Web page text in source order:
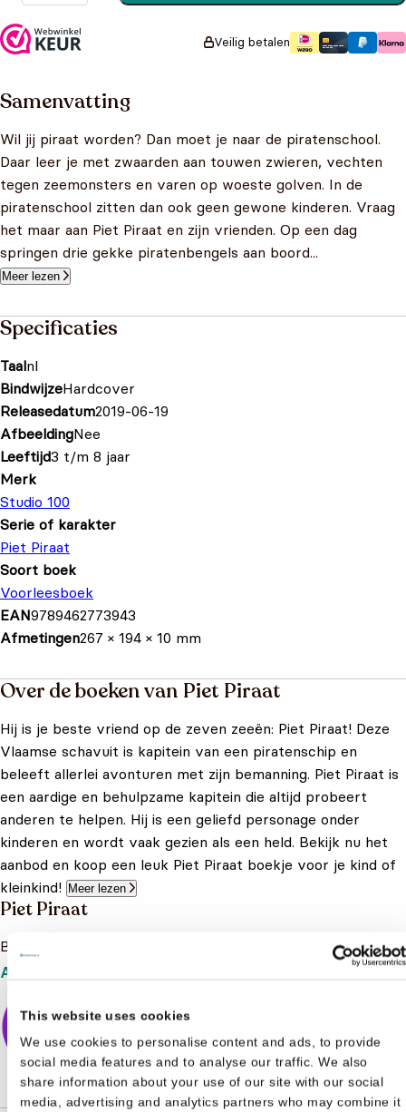
This website uses cookies
We use cookies to personalise content and ads, to provide
social media features and to analyse our traffic. We also
share information about your use of our site with our social
media, advertising and analytics partners who may combine it
Veilig betalen
Samenvatting
Wil jij piraat worden? Dan moet je naar de piratenschool.
Daar leer je met zwaarden aan touwen zwieren, vechten
tegen zeemonsters en varen op woeste golven. In de
piratenschool zitten dan ook geen gewone kinderen. Vraag
het maar aan Piet Piraat en zijn vrienden. Op een dag
springen drie gekke piratenbengels aan boord...
Meer lezen
Specificaties
Taalnl
BindwijzeHardcover
Releasedatum2019-06-19
AfbeeldingNee
Leeftijd3 t/m 8 jaar
Merk
Studio 100
Serie of karakter
Piet Piraat
Soort boek
Voorleesboek
EAN9789462773943
Afmetingen267 × 194 × 10 mm
Over de boeken van Piet Piraat
Hij is je beste vriend op de zeven zeeën: Piet Piraat! Deze
Vlaamse schavuit is kapitein van een piratenschip en
beleeft allerlei avonturen met zijn bemanning. Piet Piraat is
een aardige en behulpzame kapitein die altijd probeert
anderen te helpen. Hij is een geliefd personage onder
kinderen en wordt vaak gezien als een held. Bekijk nu het
aanbod en koop een leuk Piet Piraat boekje voor je kind of
kleinkind!
Meer lezen
Piet Piraat
Bekijk het boeken aanbod van Piet Piraat
Aanbod